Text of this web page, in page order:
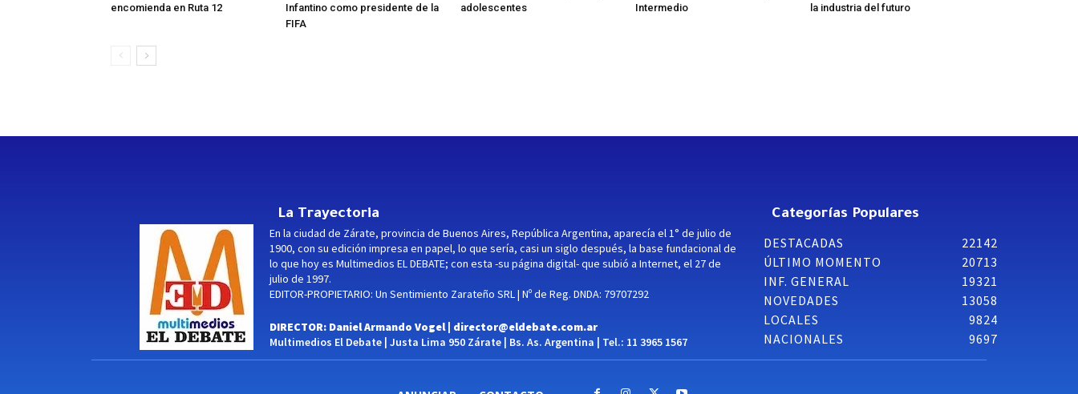
encomienda en Ruta 12
Infantino como presidente de la
FIFA
adolescentes
Intermedio
la industria del futuro
La Trayectoria
En la ciudad de Zárate, provincia de Buenos Aires, República Argentina, aparecía el 1° de julio de
1900, con su edición impresa en papel, lo que sería, casi un siglo después, la base fundacional de
lo que hoy es Multimedios EL DEBATE; con esta -su página digital- que subió a Internet, el 27 de
julio de 1997.
EDITOR-PROPIETARIO: Un Sentimiento Zarateño SRL | Nº de Reg. DNDA: 79707292
DIRECTOR: Daniel Armando Vogel | director@eldebate.com.ar
Multimedios El Debate | Justa Lima 950 Zárate | Bs. As. Argentina | Tel.: 11 3965 1567
Categorías Populares
DESTACADAS
22142
ÚLTIMO MOMENTO
20713
INF. GENERAL
19321
NOVEDADES
13058
LOCALES
9824
NACIONALES
9697